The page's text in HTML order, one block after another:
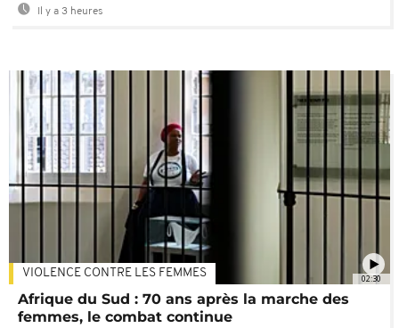
Il y a 3 heures
02:30
VIOLENCE CONTRE LES FEMMES
Afrique du Sud : 70 ans après la marche des
femmes, le combat continue